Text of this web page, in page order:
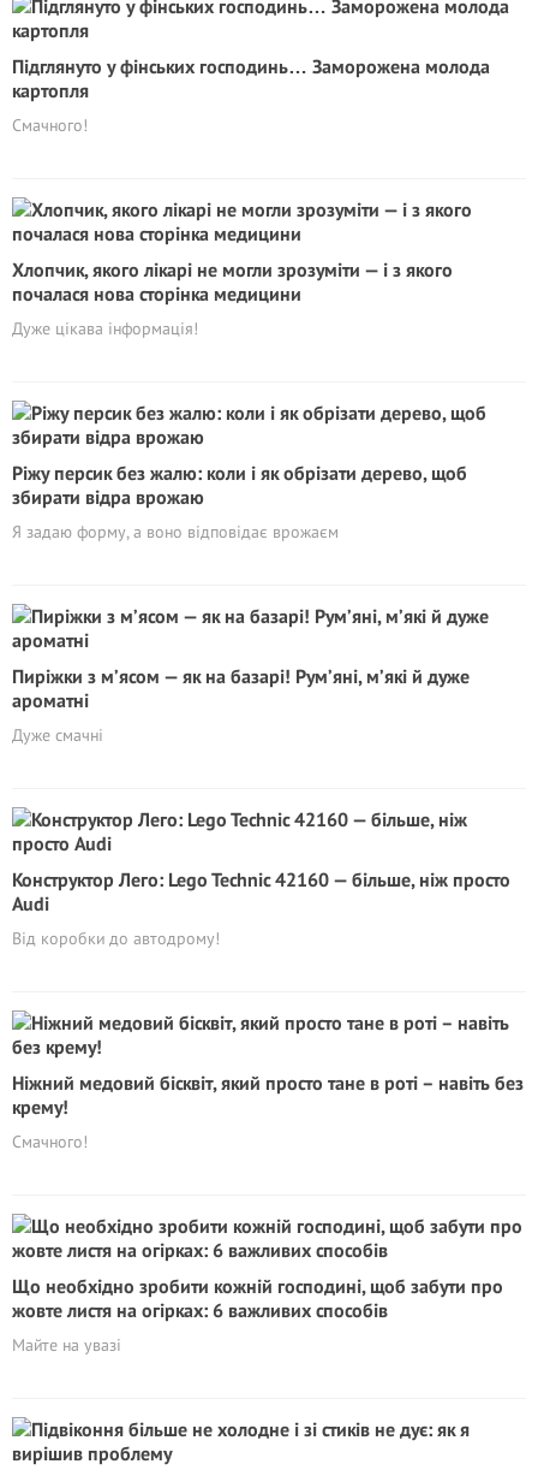
Підглянуто у фінських господинь… Заморожена молода
картопля
Смачного!
Хлопчик, якого лікарі не могли зрозуміти — і з якого
почалася нова сторінка медицини
Дуже цікава інформація!
Piжу персик без жалю: коли і як обрізати дерево, щоб
збирати відра врожаю
Я задаю форму, а воно відповідає врожаєм
Пиріжки з м’ясом — як на базарі! Рум’яні, м’які й дуже
ароматні
Дуже смачні
Конструктор Лего: Lego Technic 42160 — більше, ніж просто
Audi
Від коробки до автодрому!
Ніжний медовий бісквіт, який просто тане в роті – навіть без
крему!
Смачного!
Що необхідно зробити кожній господині, щоб забути про
жовте листя на огірках: 6 важливих способів
Майте на увазі